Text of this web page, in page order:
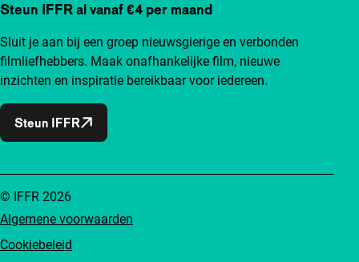
Steun IFFR al vanaf €4 per maand
Sluit je aan bij een groep nieuwsgierige en verbonden
filmliefhebbers. Maak onafhankelijke film, nieuwe
inzichten en inspiratie bereikbaar voor iedereen.
Steun IFFR
Algemene voorwaarden
Cookiebeleid
© IFFR 2026